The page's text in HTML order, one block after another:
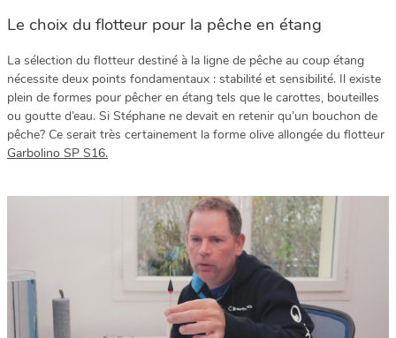
Le choix du flotteur pour la pêche en étang
La sélection du flotteur destiné à la ligne de pêche au coup étang
nécessite deux points fondamentaux : stabilité et sensibilité. Il existe
plein de formes pour pêcher en étang tels que le carottes, bouteilles
ou goutte d’eau. Si Stéphane ne devait en retenir qu’un bouchon de
pêche? Ce serait très certainement la forme olive allongée du flotteur
Garbolino SP S16.